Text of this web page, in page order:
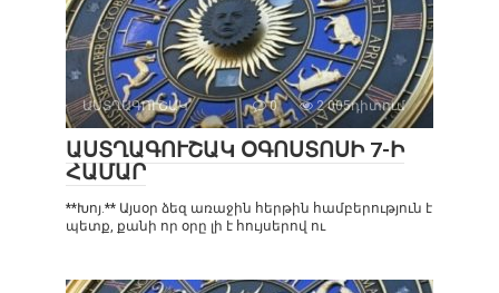
ԱՍՏՂԱԳՈՒՇԱԿ 0 2 005դիտում
ԱՍՏՂԱԳՈՒՇԱԿ ՕԳՈՍՏՈՍԻ 7-Ի
ՀԱՄԱՐ
**Խոյ.** Այսօր ձեզ առաջին հերթին համբերություն է
պետք, քանի որ օրը լի է հույսերով ու